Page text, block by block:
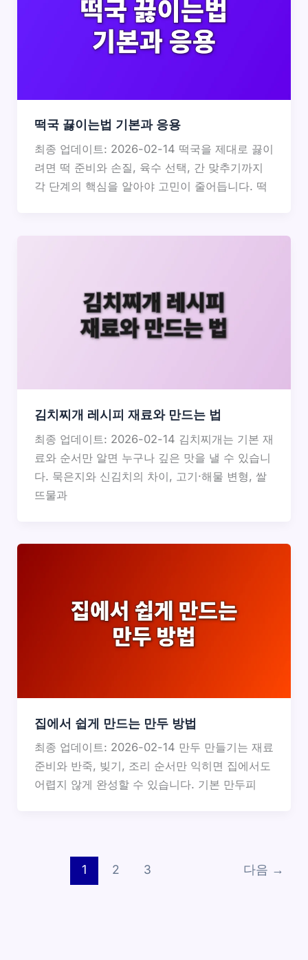
떡국 끓이는법 기본과 응용
최종 업데이트: 2026-02-14 떡국을 제대로 끓이
려면 떡 준비와 손질, 육수 선택, 간 맞추기까지
각 단계의 핵심을 알아야 고민이 줄어듭니다. 떡
김치찌개 레시피 재료와 만드는 법
최종 업데이트: 2026-02-14 김치찌개는 기본 재
료와 순서만 알면 누구나 깊은 맛을 낼 수 있습니
다. 묵은지와 신김치의 차이, 고기·해물 변형, 쌀
뜨물과
집에서 쉽게 만드는 만두 방법
최종 업데이트: 2026-02-14 만두 만들기는 재료
준비와 반죽, 빚기, 조리 순서만 익히면 집에서도
어렵지 않게 완성할 수 있습니다. 기본 만두피
1 2 3 다음 →